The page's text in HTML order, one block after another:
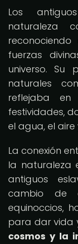
Los
naturaleza
fuerzas
universo. Su
naturales
reflejaba en
festividades,
el agua, el aire
La conexión
la naturaleza
antiguos
cambio de
equinoccios,
para dar vida
cosmos y la